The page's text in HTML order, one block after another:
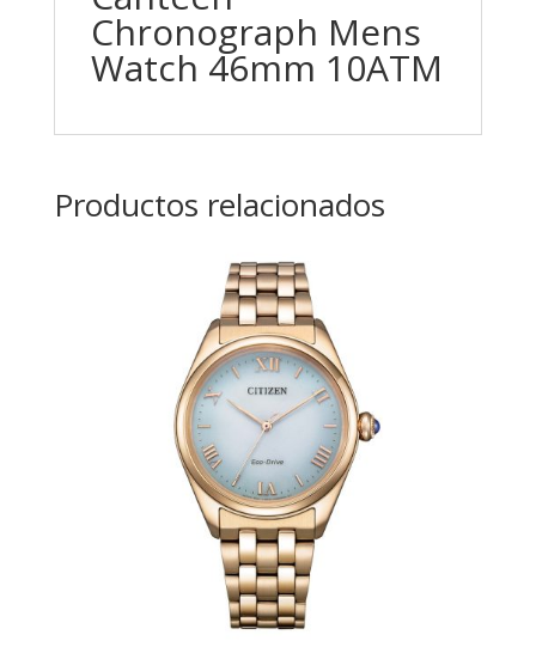
Chronograph Mens
Watch 46mm 10ATM
Productos relacionados